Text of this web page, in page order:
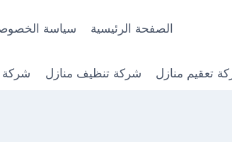
الصفحة الرئيسية سياسة
تعقيم منازل شركة تنظيف منازل شركة